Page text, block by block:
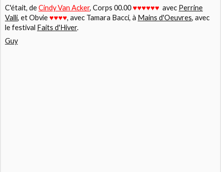
C'était, deCindy Van Acker,Corps 00.00♥♥♥♥♥♥ avec Perrine
Valli, etObvie♥♥♥♥, avec Tamara Bacci, à Mains d'Oeuvres, avec
le festival Faits d'Hiver.
Guy